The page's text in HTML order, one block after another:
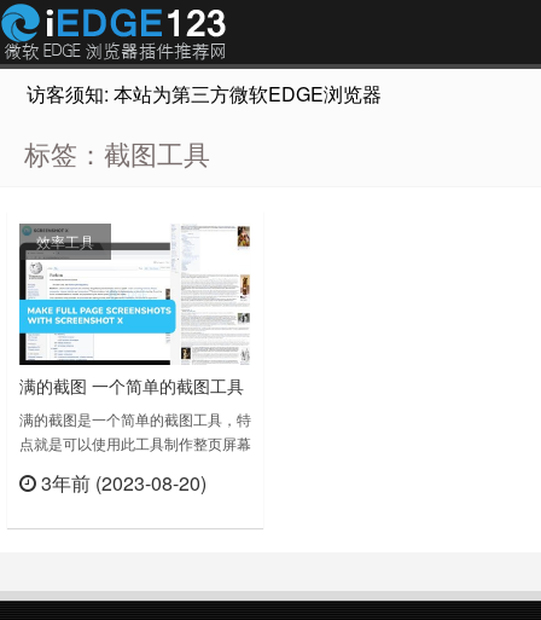
访客须知: 本站为第三方微软EDGE浏览器插件推荐网站，
标签：截图工具
效率工具
满的截图 一个简单的截图工具
满的截图是一个简单的截图工具，特
点就是可以使用此工具制作整页屏幕
扩展的图标。 使用“眼睛”按钮使其始
到一个新文件。 满的截图 v1.3.2更
3年前 (2023-08-20)